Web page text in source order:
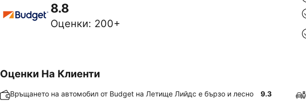
8.8
Оценки: 200+
Оценки На Клиенти
Връщането на автомобил от Budget на Летище Лийдс е бързо и лесно 9.3